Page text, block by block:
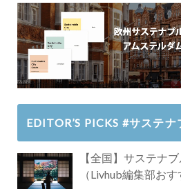
EDITOR’S PICKS #サステナ
【全国】サステナ
（Livhub編集部おす